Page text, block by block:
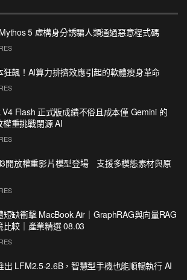
5 虛構身分誘騙人類通過惡意程式碼
狂飆！AI算力排擠效應引起的軟體瘦身革命
V4 Flash 正式版成績不俗且成本僅 Gemini 的
權重挑戰閉源 AI
開放權重影片模型登場 支援多模態素材與原
短缺衝擊 MacBook Air｜GraphRAG與向量RAG
比較｜產業精選 08.03
出 LFM2.5-2.6B，智慧型手機也能順暢執行 AI